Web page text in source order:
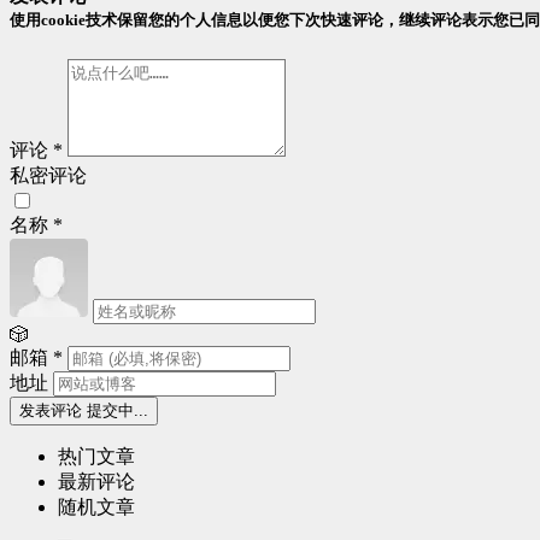
使用cookie技术保留您的个人信息以便您下次快速评论，继续评论表示您已
评论 *
私密评论
名称 *
🎲
邮箱 *
地址
发表评论 提交中...
热门文章
最新评论
随机文章